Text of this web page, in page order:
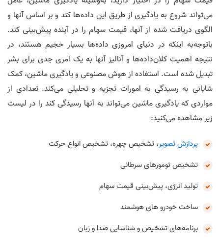
می‌‌تواند شروع به یادگیری از طریق این داده‌ها کند و بر اساس آنها و
الگوی دریافت شده از آنها، قیمت سهام را در آینده پیش‌بینی کند.
باتوجه‌به اینکه در دنیای امروزی داده‌ها بسیار حجیم هستند، در
نتیجه اهمیت کلان‌داده‌ها و آنالیز آنها به یک امری جدی برای بشر
تبدیل شده است. استفاده از هوش مصنوعی و یادگیری ماشین، کمک
شایانی به رسیدگی به امورات تجزیه و تحلیلی می‌کند. تعدادی از
مواردی که یادگیری ماشین می‌تواند به آنها رسیدگی کند را در لیست
زیر مشاهده می‌کنید:
پردازش تصویر، تشخیص چهره، تشخیص انواع حرکت
تشخیص تومورهای سرطانی
تولید انرژی، پیش‌بینی قیمت سهام
ساخت خودرو های هوشمند
برنامه‌های تشخیص و شناسایی صدا و زبان